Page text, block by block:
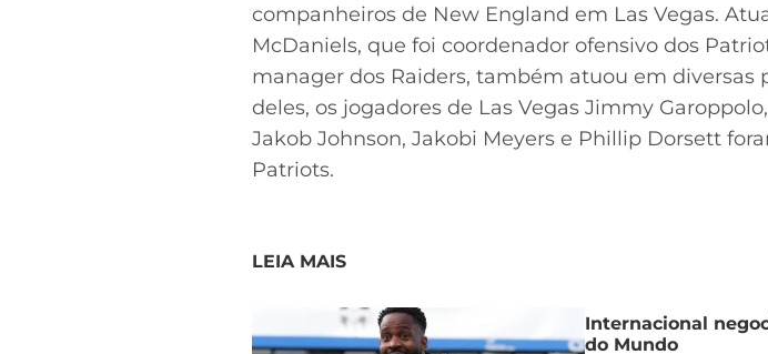
companheiros de New England em Las Vegas.
McDaniels, que foi coordenador ofensivo dos
manager dos Raiders, também atuou em
deles, os jogadores de Las Vegas Jimmy
Jakob Johnson, Jakobi Meyers e Phillip Dorsett
Patriots.
LEIA MAIS
Internacional
do Mundo